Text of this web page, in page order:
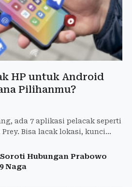
HP untuk Android
Pilihanmu?
ada 7 aplikasi pelacak seperti
Bisa lacak lokasi, kunci
Hubungan Prabowo
Naga